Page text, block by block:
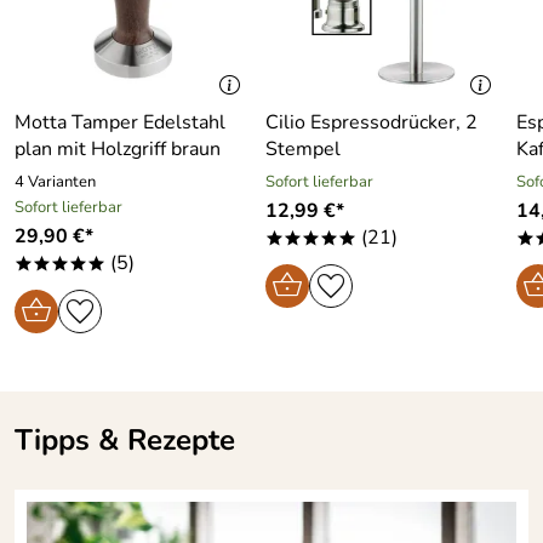
Motta Tamper Edelstahl
plan mit Holzgriff braun
4 Varianten
Sofort lieferbar
29,90 €*
***** (5)
Cilio Espressodrücker, 2
Stempel
Sofort lieferbar
12,99 €*
***** (21)
Tipps & Rezepte